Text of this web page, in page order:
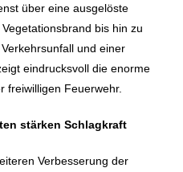
über eine ausgelöste
bis hin zu
und einer
eindrucksvoll die enorme
freiwilligen Feuerwehr.
stärken Schlagkraft
Verbesserung der